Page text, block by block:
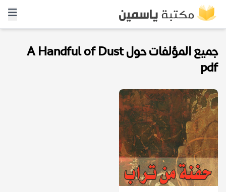
جميع المؤلفات حول A Handful of Dust
pdf